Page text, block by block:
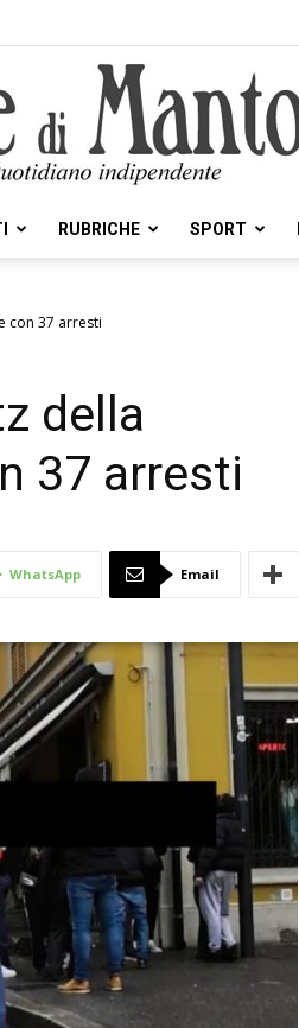
Voce
RUBRICHE SPORT
con 37 arresti
della
37 arresti
WhatsApp Email